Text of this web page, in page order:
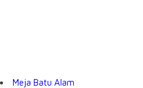
Meja Batu Alam